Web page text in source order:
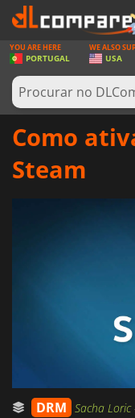
JOGOS
GAME CARDS
SOFTWARE
YOU ARE HERE
PORTUGAL
WE ALSO
USA
Como
Steam
DRM Sacha Loric